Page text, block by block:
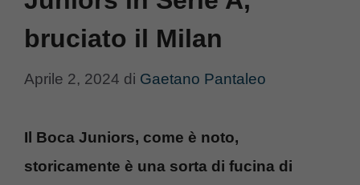
bruciato il Milan
Aprile 2, 2024 di Gaetano Pantaleo
Il Boca Juniors, come è noto,
storicamente è una sorta di fucina di